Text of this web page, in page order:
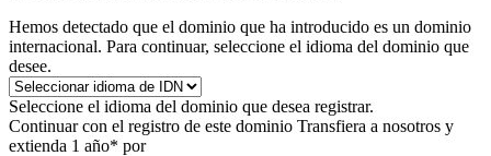
Hemos detectado que el dominio que ha introducido es un dominio
internacional. Para continuar, seleccione el idioma del dominio que
desee.
Seleccione el idioma del dominio que desea registrar.
Continuar con el registro de este dominio Transfiera a nosotros y
extienda 1 año* por